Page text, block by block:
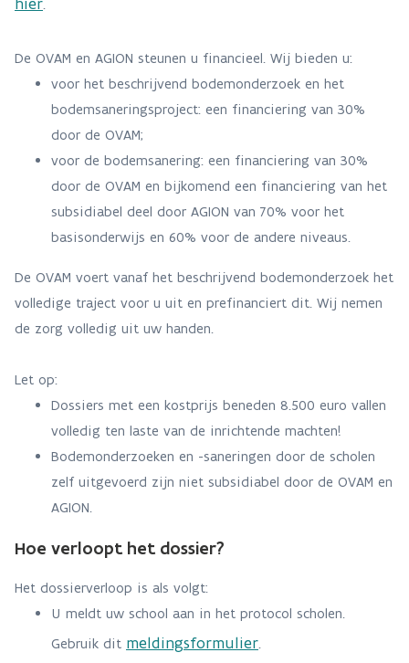
.
De OVAM en AGION steunen u financieel. Wij bieden u:
voor het beschrijvend bodemonderzoek en het
bodemsaneringsproject: een financiering van 30%
door de OVAM;
voor de bodemsanering: een financiering van 30%
door de OVAM en bijkomend een financiering van het
subsidiabel deel door AGION van 70% voor het
basisonderwijs en 60% voor de andere niveaus.
De OVAM voert vanaf het beschrijvend bodemonderzoek het
volledige traject voor u uit en prefinanciert dit. Wij nemen
de zorg volledig uit uw handen.
Let op:
Dossiers met een kostprijs beneden 8.500 euro vallen
volledig ten laste van de inrichtende machten!
Bodemonderzoeken en -saneringen door de scholen
zelf uitgevoerd zijn niet subsidiabel door de OVAM en
AGION.
Hoe verloopt het dossier?
Het dossierverloop is als volgt:
U meldt uw school aan in het protocol scholen.
Gebruik dit meldingsformulier.